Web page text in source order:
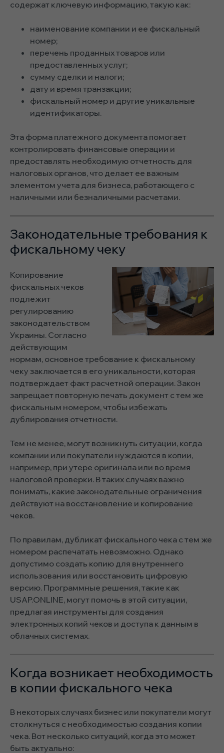
содержат ключевую информацию, такую как:
наименование компании и ее фискальный
номер;
перечень проданных товаров или
предоставленных услуг;
сумму сделки и налоги;
дату и время транзакции;
фискальный номер и другие уникальные
идентификаторы.
Эта форма платежного документа помогает
контролировать финансовые операции и
предоставлять необходимую отчетность для
налоговых органов, что делает ее важным
элементом учета для бизнеса, работающего с
наличными или безналичными расчетами.
Законодательные требования к
фискальному чеку
Копирование
фискальных чеков
подлежит
регулированию
законодательством
Украины. Согласно
действующим
нормам, основное требование к фискальному
чеку заключается в его уникальности, которая
подтверждает факт расчетной операции. Закон
запрещает повторную печать документ с тем же
фискальным номером, чтобы избежать
дублирования отчетности.
Тем не менее, могут возникнуть ситуации, когда
компании или покупатели нуждаются в копии,
например, при утере оригинала или во время
налоговой проверки. В таких случаях важно
понимать, какие законодательные ограничения
действуют на восстановление и копирование
чеков.
По правилам, дубликат фискального чека с тем же
номером распечатать невозможно. Однако
допустимо создать копию для внутреннего
использования или восстановить цифровую
версию. Программные решения, такие как
USAP.ONLINE, могут помочь в этой ситуации,
предлагая инструменты для создания
электронных копий чеков и доступа к данным в
облачных системах.
Когда возникает необходимость
в копии фискального чека
В некоторых случаях бизнес или покупатели могут
столкнуться с необходимостью создания копии
чека. Вот несколько ситуаций, когда это может
быть актуально: